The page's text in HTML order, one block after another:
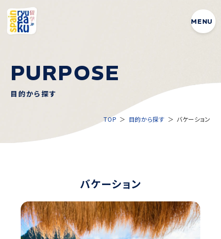
MENU
PURPOSE
目的から探す
TOP 目的から探す バケーション
バケーション